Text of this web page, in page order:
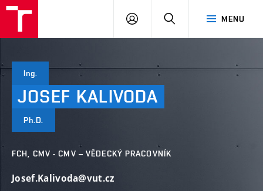
MENU
PŘIHLÁSIT
Ing.
JOSEF KALIVODA
Ph.D.
FCH, CMV - CMV – VĚDECKÝ PRACOVNÍK
Josef.Kalivoda@vut.cz